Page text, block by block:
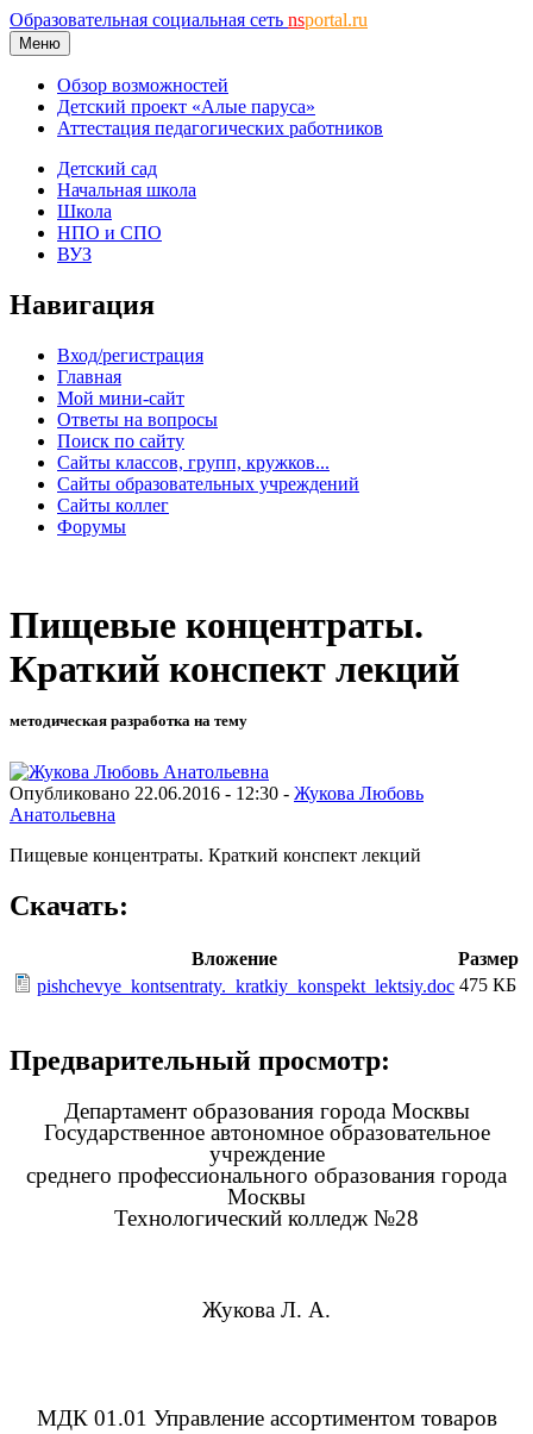
Образовательная социальная сеть nsportal.ru
Меню
Обзор возможностей
Детский проект «Алые паруса»
Аттестация педагогических работников
Детский сад
Начальная школа
Школа
НПО и СПО
ВУЗ
Навигация
Вход/регистрация
Главная
Мой мини-сайт
Ответы на вопросы
Поиск по сайту
Сайты классов, групп, кружков...
Сайты образовательных учреждений
Сайты коллег
Форумы
Пищевые концентраты.
Краткий конспект лекций
методическая разработка на тему
Опубликовано 22.06.2016 - 12:30 - Жукова Любовь
Анатольевна
Пищевые концентраты. Краткий конспект лекций
Скачать:
Вложение
Размер
pishchevye_kontsentraty._kratkiy_konspekt_lektsiy.doc 475 КБ
Предварительный просмотр:
Департамент образования города Москвы
Государственное автономное образовательное
учреждение
среднего профессионального образования города
Москвы
Технологический колледж №28
Жукова Л. А.
МДК 01.01 Управление ассортиментом товаров